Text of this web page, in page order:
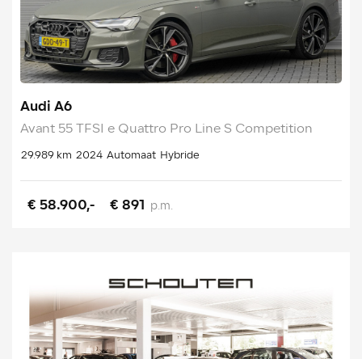
Audi A6
Avant 55 TFSI e Quattro Pro Line S Competition
29.989 km 2024 Automaat Hybride
€ 58.900,- € 891 p.m.